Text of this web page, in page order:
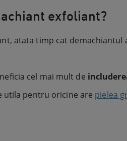
exfoliant?
atata timp cat demachiantul
cel mai mult de
utila pentru oricine are pielea